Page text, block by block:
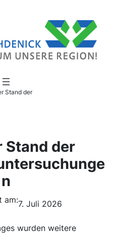
Stand der
Stand der
n
am:7. Juli 2026
wurden weitere